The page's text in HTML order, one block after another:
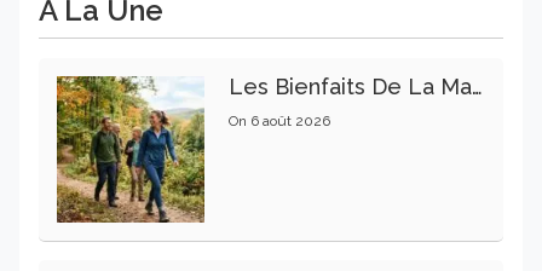
A La Une
Les Bienfaits De La Marche Sur La Santé Physique Et Mentale
On 6 août 2026